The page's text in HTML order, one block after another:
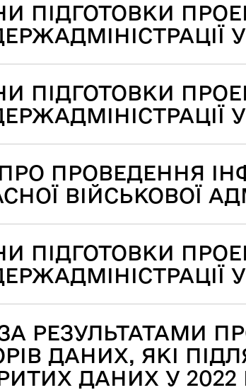
ПІДГОТОВКИ
У
ПІДГОТОВКИ
У
ПРО ПРОВЕДЕННЯ
ВІЙСЬКОВОЇ
ПІДГОТОВКИ
У
ЗА РЕЗУЛЬТАТАМИ
ДАНИХ, ЯКІ
ДАНИХ У 2022